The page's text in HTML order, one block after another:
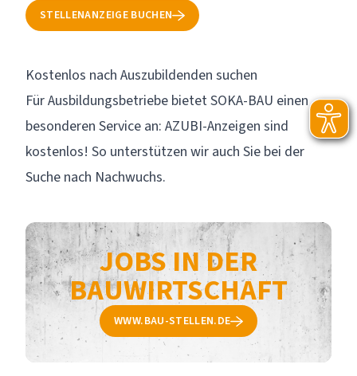
STELLENANZEIGE BUCHEN
Kostenlos nach Auszubildenden suchen
Für Ausbildungsbetriebe bietet SOKA-BAU einen
besonderen Service an: AZUBI-Anzeigen sind
kostenlos! So unterstützen wir auch Sie bei der
Suche nach Nachwuchs.
JOBS IN DER
BAUWIRTSCHAFT
WWW.BAU-STELLEN.DE